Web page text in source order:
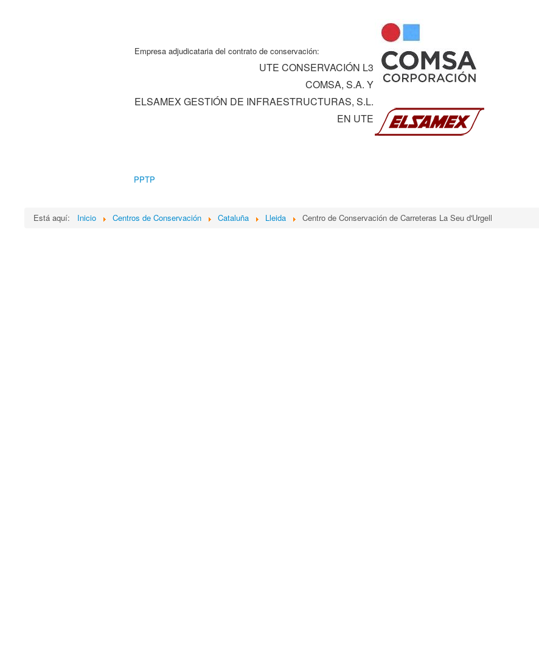
Empresa adjudicataria del contrato de conservación:
UTE CONSERVACIÓN L3
COMSA, S.A. Y
ELSAMEX GESTIÓN DE INFRAESTRUCTURAS, S.L.
EN UTE
PPTP
Está aquí: Inicio Centros de Conservación Cataluña Lleida Centro de Conservación de Carreteras La Seu d'Urgell